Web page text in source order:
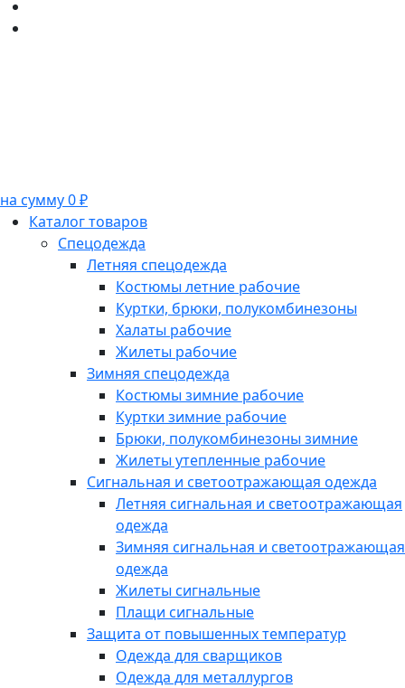
на сумму 0 ₽
Каталог товаров
Спецодежда
Летняя спецодежда
Костюмы летние рабочие
Куртки, брюки, полукомбинезоны
Халаты рабочие
Жилеты рабочие
Зимняя спецодежда
Костюмы зимние рабочие
Куртки зимние рабочие
Брюки, полукомбинезоны зимние
Жилеты утепленные рабочие
Сигнальная и светоотражающая одежда
Летняя сигнальная и светоотражающая
одежда
Зимняя сигнальная и светоотражающая
одежда
Жилеты сигнальные
Плащи сигнальные
Защита от повышенных температур
Одежда для сварщиков
Одежда для металлургов